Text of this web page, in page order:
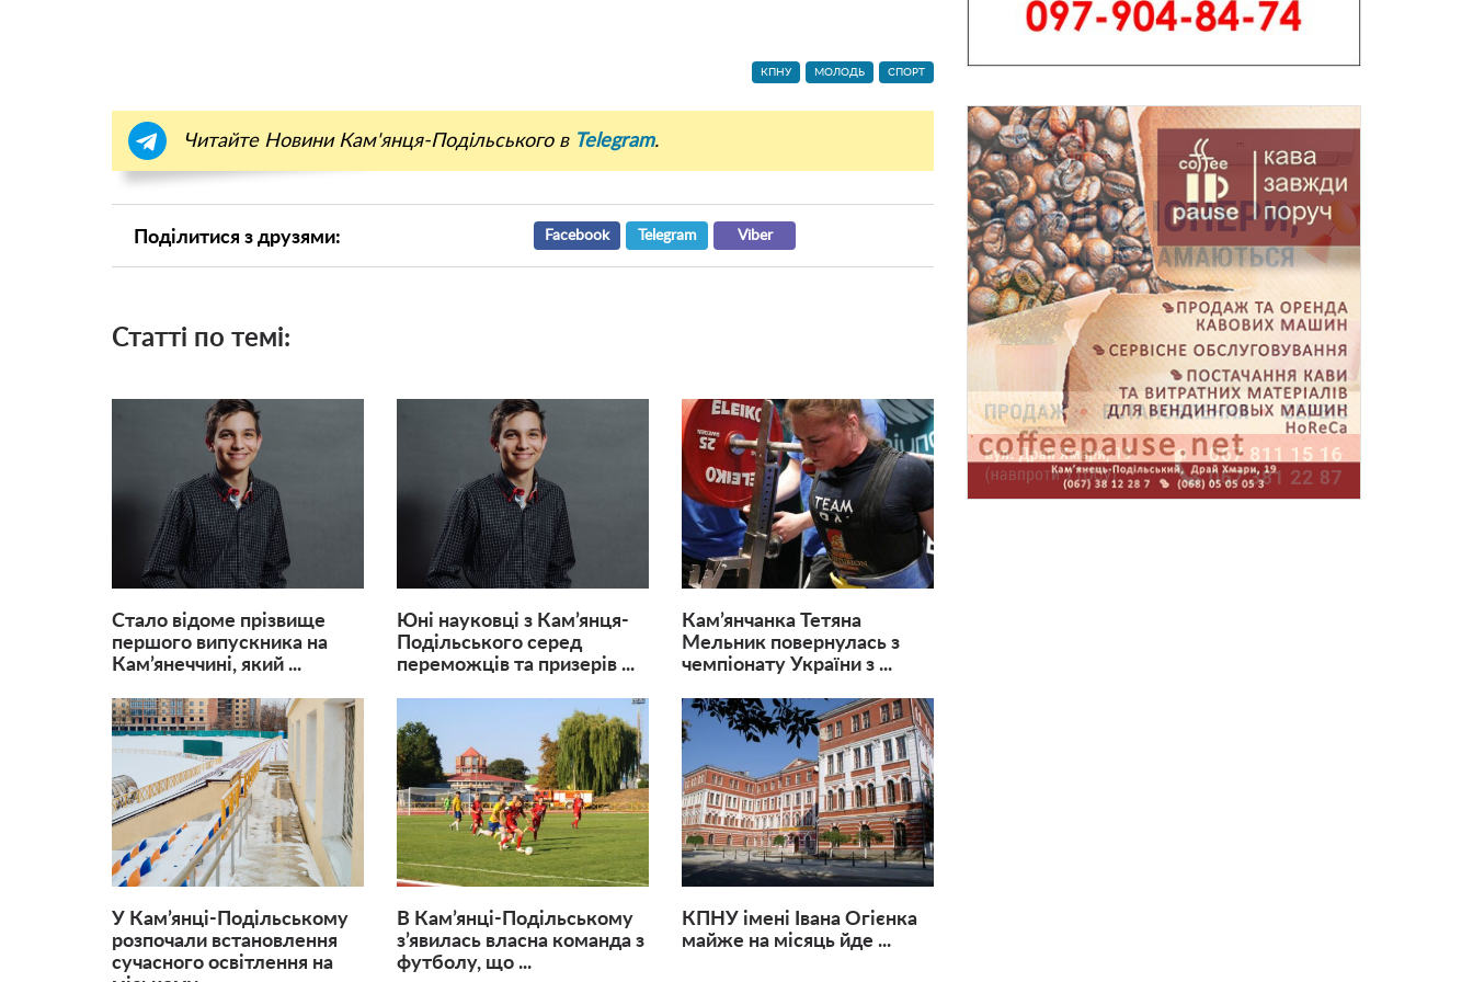
КПНУ МОЛОДЬ СПОРТ
Читайте Новини Кам'янця-Подільського в Telegram.
Поділитися з друзями: Facebook Telegram Viber
Статті по темі:
Стало відоме прізвище
першого випускника на
Кам’янеччині, який ...
Юні науковці з Кам’янця-
Подільського серед
переможців та призерів ...
Кам’янчанка Тетяна
Мельник повернулась з
чемпіонату України з ...
У Кам’янці-Подільському
розпочали встановлення
сучасного освітлення на
В Кам’янці-Подільському
з’явилась власна команда з
футболу, що ...
КПНУ імені Івана Огієнка
майже на місяць йде ...